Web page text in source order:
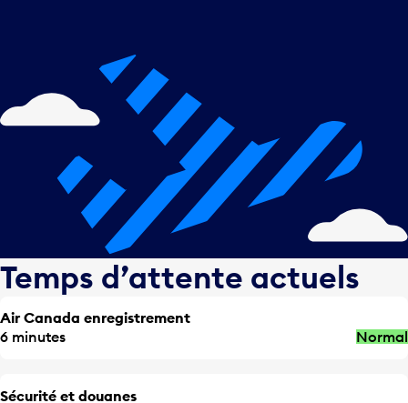
Temps d’attente actuels
Air Canada enregistrement
6 minutes
Normal
Sécurité et douanes